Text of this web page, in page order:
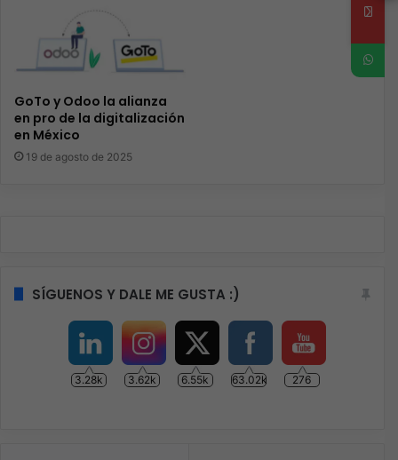
GoTo y Odoo la alianza
en pro de la digitalización
en México
19 de agosto de 2025
SÍGUENOS Y DALE ME GUSTA :)
3.28k 3.62k 6.55k 63.02k 276